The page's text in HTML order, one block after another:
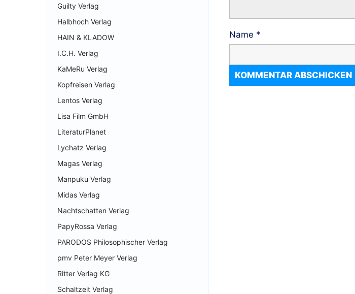
Name *
Guilty Verlag
Halbhoch Verlag
HAIN & KLADOW
I.C.H. Verlag
KaMeRu Verlag
Kopfreisen Verlag
Lentos Verlag
Lisa Film GmbH
LiteraturPlanet
Lychatz Verlag
Magas Verlag
Manpuku Verlag
Midas Verlag
Nachtschatten Verlag
PapyRossa Verlag
PARODOS Philosophischer Verlag
pmv Peter Meyer Verlag
Ritter Verlag KG
Schaltzeit Verlag